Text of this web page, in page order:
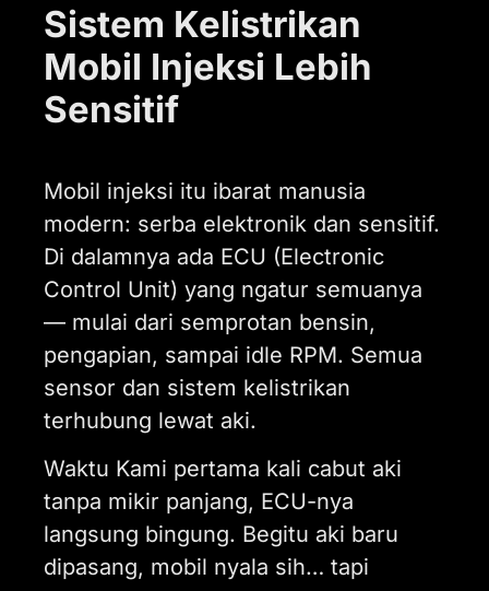
Sistem Kelistrikan
Mobil Injeksi Lebih
Sensitif
Mobil injeksi itu ibarat manusia
modern: serba elektronik dan sensitif.
Di dalamnya ada ECU (Electronic
Control Unit) yang ngatur semuanya
— mulai dari semprotan bensin,
pengapian, sampai idle RPM. Semua
sensor dan sistem kelistrikan
terhubung lewat aki.
Waktu Kami pertama kali cabut aki
tanpa mikir panjang, ECU-nya
langsung bingung. Begitu aki baru
dipasang, mobil nyala sih… tapi